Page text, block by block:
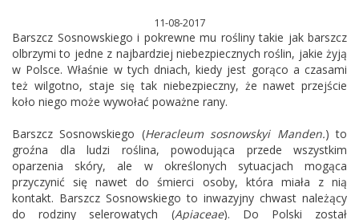
11-08-2017
Barszcz Sosnowskiego i pokrewne mu rośliny takie jak barszcz
olbrzymi to jedne z najbardziej niebezpiecznych roślin, jakie żyją
w Polsce. Właśnie w tych dniach, kiedy jest gorąco a czasami
też wilgotno, staje się tak niebezpieczny, że nawet przejście
koło niego może wywołać poważne rany.
Barszcz Sosnowskiego (Heracleum sosnowskyi Manden.) to
groźna dla ludzi roślina, powodująca przede wszystkim
oparzenia skóry, ale w określonych sytuacjach mogąca
przyczynić się nawet do śmierci osoby, która miała z nią
kontakt. Barszcz Sosnowskiego to inwazyjny chwast należący
do rodziny selerowatych (Apiaceae). Do Polski został